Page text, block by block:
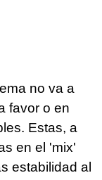
no va a
favor o en
Estas, a
en el 'mix'
estabilidad al